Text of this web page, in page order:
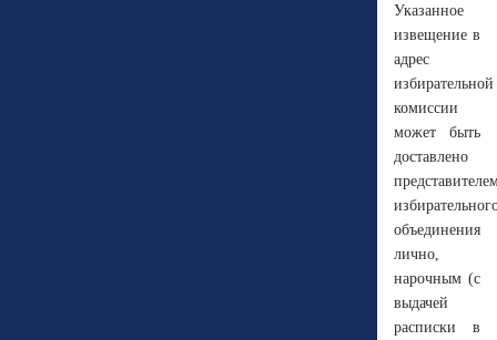
Указанное
извещение в
адрес
избирательной
комиссии
может быть
доставлено
объединения
лично,
нарочным (с
выдачей
расписки в